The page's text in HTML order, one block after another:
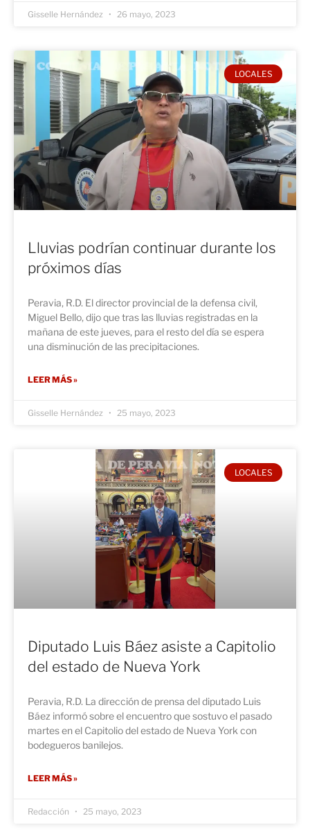
Gisselle Hernández 26 mayo, 2023
LOCALES
Lluvias podrían continuar durante los
próximos días
Peravia, R.D. El director provincial de la defensa civil,
Miguel Bello, dijo que tras las lluvias registradas en la
mañana de este jueves, para el resto del día se espera
una disminución de las precipitaciones.
LEER MÁS »
Gisselle Hernández 25 mayo, 2023
LOCALES
Diputado Luis Báez asiste a Capitolio
del estado de Nueva York
Peravia, R.D. La dirección de prensa del diputado Luis
Báez informó sobre el encuentro que sostuvo el pasado
martes en el Capitolio del estado de Nueva York con
bodegueros banilejos.
LEER MÁS »
Redacción 25 mayo, 2023